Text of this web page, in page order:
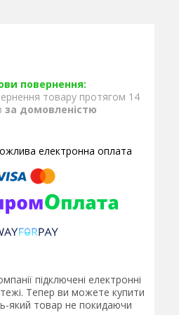
товару протягом 14
за домовленістю
підключені електронні
Тепер ви можете купити
який товар не покидаючи